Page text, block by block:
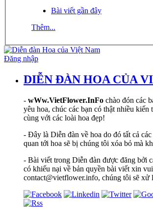
Bài viết gần đây
Thêm...
Đăng nhập
DIỄN ĐÀN HOA CỦA
- wWw.VietFlower.InFo chào đón các
yêu hoa, chúc các bạn có thật nhiều kiến
cùng với các loài hoa đẹp!
- Đây là Diễn đàn về hoa do đó tất cả
quan tới hoa sẽ bị chúng tôi xóa bỏ mà
- Bài viết trong Diễn đàn được đăng bởi
có khiếu nại về bản quyền bài viết xin
contact@vietflower.info, chúng tôi sẽ xử